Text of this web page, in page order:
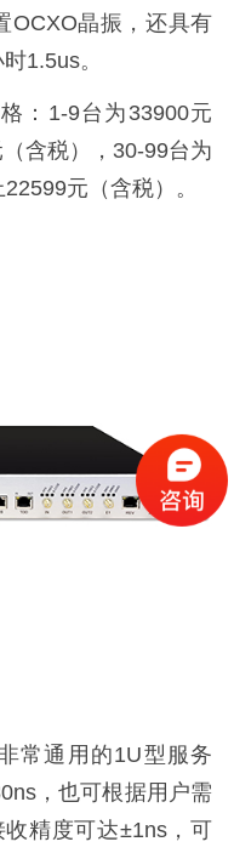
OCXO晶振，还具有
1.5us。
：1-9台为33900元
含税），30-99台为
元（含税）。
常通用的1U型服务
，也可根据用户需
精度可达±1ns，可